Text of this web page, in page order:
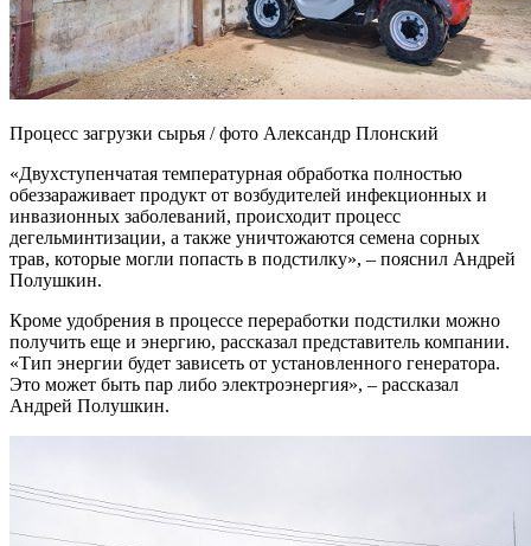
Процесс загрузки сырья / фото Александр Плонский
«Двухступенчатая температурная обработка полностью
обеззараживает продукт от возбудителей инфекционных и
инвазионных заболеваний, происходит процесс
дегельминтизации, а также уничтожаются семена сорных
трав, которые могли попасть в подстилку», – пояснил Андрей
Полушкин.
Кроме удобрения в процессе переработки подстилки можно
получить еще и энергию, рассказал представитель компании.
«Тип энергии будет зависеть от установленного генератора.
Это может быть пар либо электроэнергия», – рассказал
Андрей Полушкин.